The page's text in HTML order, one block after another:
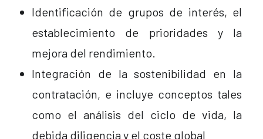
Identificación de grupos de interés, el
establecimiento de prioridades y la
mejora del rendimiento.
Integración de la sostenibilidad en la
contratación, e incluye conceptos tales
como el análisis del ciclo de vida, la
debida diligencia y el coste global